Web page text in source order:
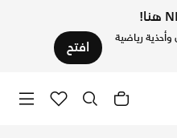
رياضية افتح